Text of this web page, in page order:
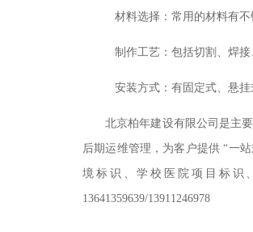
材料选择 ：常用的材料有
制作工艺 ：包括切割、焊
安装方式 ：有固定式、悬
北京柏年建设有限公司是主
后期运维管理，为客户提供 “一
境标识、学校医院项目标识
13641359639/13911246978